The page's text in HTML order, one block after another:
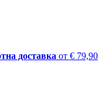
доставка от € 79,90